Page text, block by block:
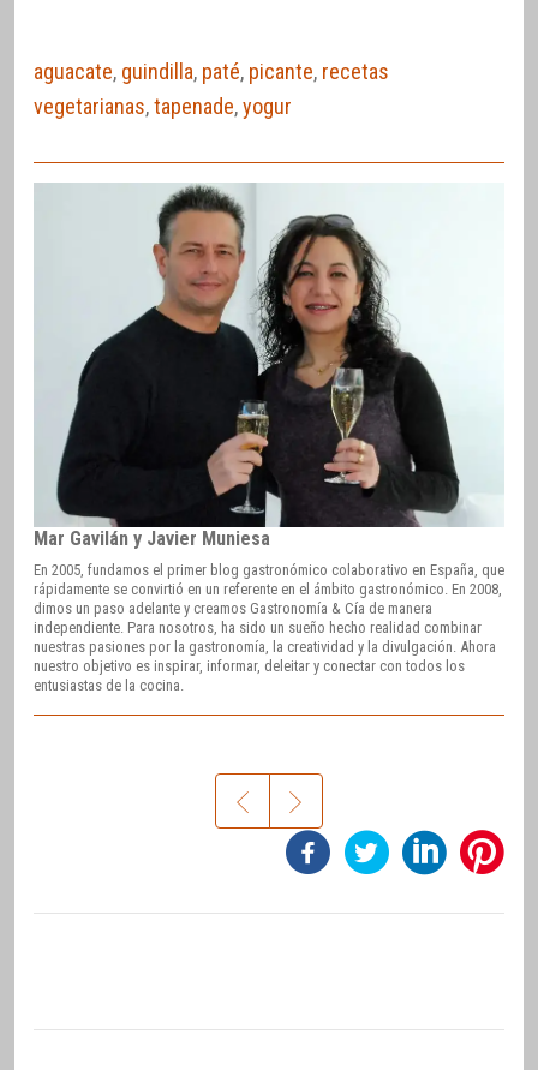
aguacate, guindilla, paté, picante, recetas
vegetarianas,tapenade,yogur
Mar Gavilán y Javier Muniesa
En 2005, fundamos el primer blog gastronómico colaborativo en España, que
rápidamente se convirtió en un referente en el ámbito gastronómico. En 2008,
dimos un paso adelante y creamos Gastronomía & Cía de manera
independiente. Para nosotros, ha sido un sueño hecho realidad combinar
nuestras pasiones por la gastronomía, la creatividad y la divulgación. Ahora
nuestro objetivo es inspirar, informar, deleitar y conectar con todos los
entusiastas de la cocina.